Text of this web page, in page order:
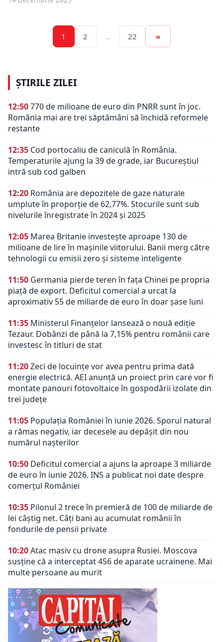
1 2 … 22 »
ȘTIRILE ZILEI
12:50770 de milioane de euro din PNRR sunt în joc.
România mai are trei săptămâni să închidă reformele
restante
12:35 Cod portocaliu de caniculă în România.
Temperaturile ajung la 39 de grade, iar Bucureștiul
intră sub cod galben
12:20 România are depozitele de gaze naturale
umplute în proporție de 62,77%. Stocurile sunt sub
nivelurile înregistrate în 2024 și 2025
12:05 Marea Britanie investește aproape 130 de
milioane de lire în mașinile viitorului. Banii merg către
tehnologii cu emisii zero și sisteme inteligente
11:50 Germania pierde teren în fața Chinei pe propria
piață de export. Deficitul comercial a urcat la
aproximativ 55 de miliarde de euro în doar șase luni
11:35 Ministerul Finanțelor lansează o nouă ediție
Tezaur. Dobânzi de până la 7,15% pentru românii care
investesc în titluri de stat
11:20Zeci de locuințe vor avea pentru prima dată
energie electrică. AEI anunță un proiect prin care vor fi
montate panouri fotovoltaice în gospodării izolate din
trei județe
11:05 Populația României în iunie 2026. Sporul natural
a rămas negativ, iar decesele au depășit din nou
numărul nașterilor
10:50 Deficitul comercial a ajuns la aproape 3 miliarde
de euro în iunie 2026. INS a publicat noi date despre
comerțul României
10:35 Pilonul 2 trece în premieră de 100 de miliarde de
lei câștig net. Câți bani au acumulat românii în
fondurile de pensii private
10:20Atac masiv cu drone asupra Rusiei. Moscova
susține că a interceptat 456 de aparate ucrainene. Mai
multe persoane au murit